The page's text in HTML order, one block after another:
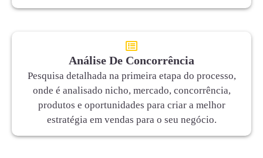
Análise De Concorrência
Pesquisa detalhada na primeira etapa do processo,
onde é analisado nicho, mercado, concorrência,
produtos e oportunidades para criar a melhor
estratégia em vendas para o seu negócio.